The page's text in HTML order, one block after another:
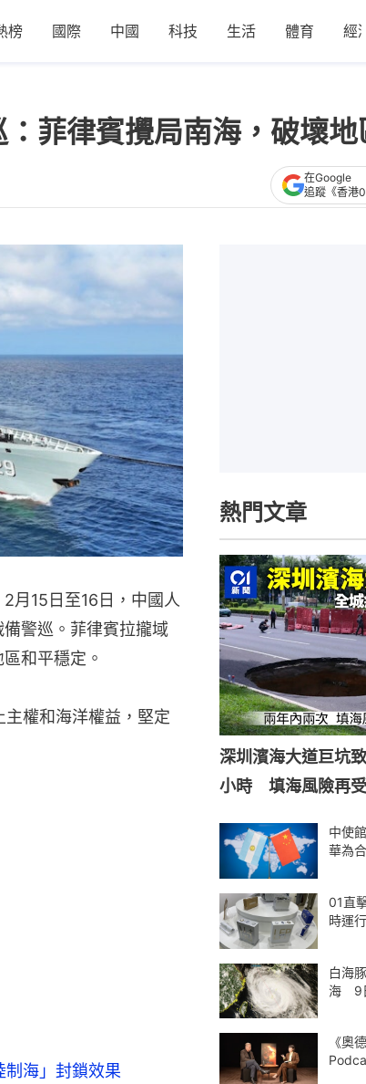
榜 國際 中國 科技 生活 體育 經濟
菲律賓攪局南海，破壞
在Google
追蹤《香港
月15日至16日，中國人
警巡。菲律賓拉攏域
和平穩定。
權和海洋權益，堅定
海」封鎖效果
熱門文章
深圳濱海大道巨坑
小時 填海風險再
中使
華為
01直
時運
白海
海 9
《奧